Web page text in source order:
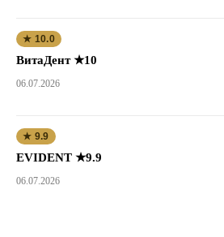
★ 10.0
ВитаДент ★10
06.07.2026
★ 9.9
EVIDENT ★9.9
06.07.2026